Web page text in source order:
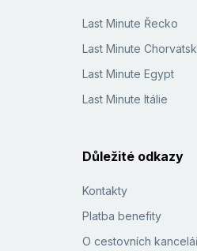
Last Minute Řecko
Last Minute
Last Minute Egypt
Last Minute Itálie
Důležité odkazy
Kontakty
Platba benefity
O cestovních